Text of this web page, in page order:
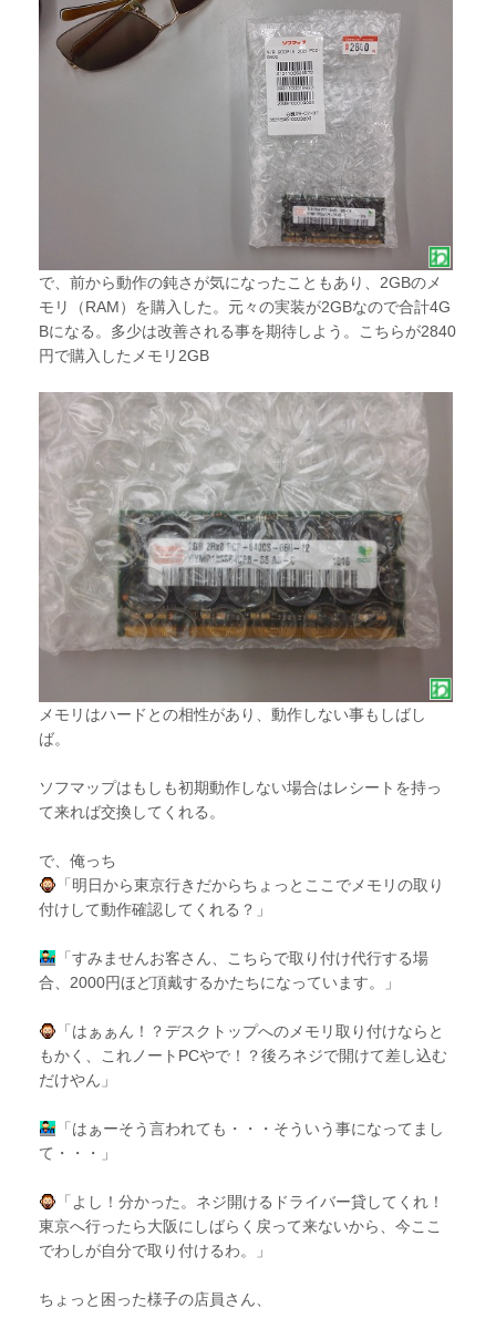
で、前から動作の鈍さが気になったこともあり、2GBのメ
モリ（RAM）を購入した。元々の実装が2GBなので合計4G
Bになる。多少は改善される事を期待しよう。こちらが2840
円で購入したメモリ2GB
メモリはハードとの相性があり、動作しない事もしばし
ば。
ソフマップはもしも初期動作しない場合はレシートを持っ
て来れば交換してくれる。
で、俺っち
「明日から東京行きだからちょっとここでメモリの取り
付けして動作確認してくれる？」
「すみませんお客さん、こちらで取り付け代行する場
合、2000円ほど頂戴するかたちになっています。」
「はぁぁん！？デスクトップへのメモリ取り付けならと
もかく、これノートPCやで！？後ろネジで開けて差し込む
だけやん」
「はぁーそう言われても・・・そういう事になってまし
て・・・」
「よし！分かった。ネジ開けるドライバー貸してくれ！
東京へ行ったら大阪にしばらく戻って来ないから、今ここ
でわしが自分で取り付けるわ。」
ちょっと困った様子の店員さん、